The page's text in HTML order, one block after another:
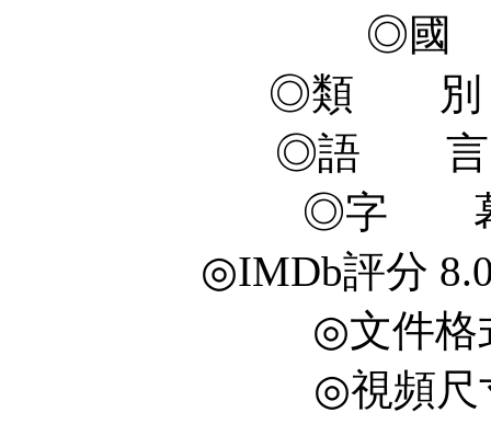
◎國
◎類 別
◎語 言
◎字 幕
◎IMDb評分
◎文件
◎視頻尺